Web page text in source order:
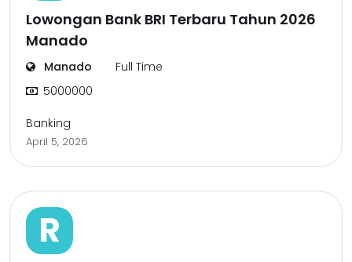
Lowongan Bank BRI Terbaru Tahun 2026
Manado
Manado
Full Time
5000000
Banking
April 5, 2026
R